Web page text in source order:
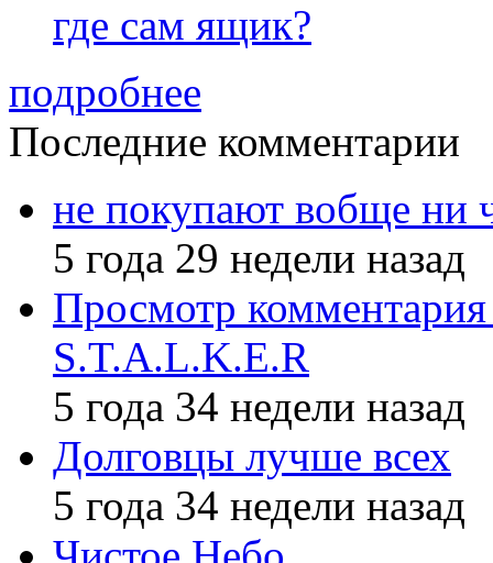
где сам ящик?
подробнее
Последние комментарии
не покупают вобще ни
5 года 29 недели назад
Просмотр
S.T.A.L.K.E.R
5 года 34 недели назад
Долговцы лучше всех
5 года 34 недели назад